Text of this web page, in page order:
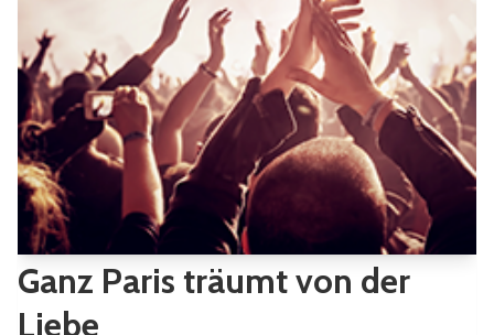
Ganz Paris träumt von der
Liebe